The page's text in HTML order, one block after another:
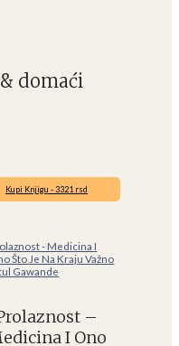
domaći
Kupi Knjigu - 3321 rsd
–
I Ono